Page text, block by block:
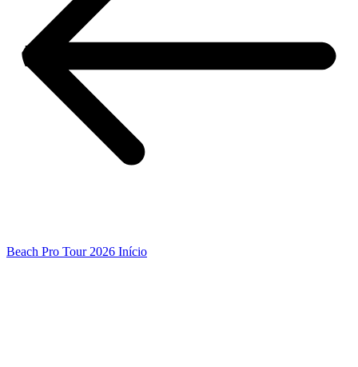
Beach Pro Tour 2026 Início